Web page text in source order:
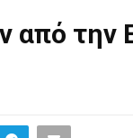
από την